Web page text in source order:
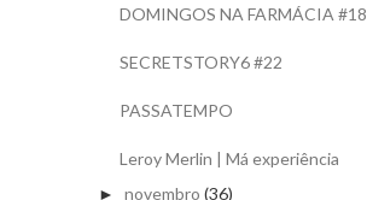
DOMINGOS NA FARMÁCIA #18
SECRETSTORY6 #22
PASSATEMPO
Leroy Merlin | Má experiência
► novembro (36)